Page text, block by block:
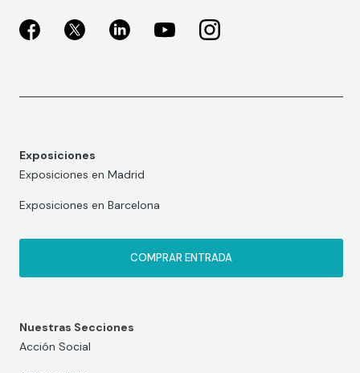
Exposiciones
Exposiciones en Madrid
Exposiciones en Barcelona
COMPRAR ENTRADA
Nuestras Secciones
Acción Social